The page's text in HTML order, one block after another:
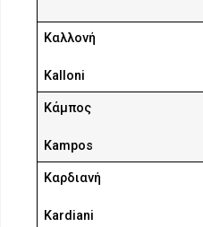
Καλλονή
Kalloni
Κάμπος
Kampos
Καρδιανή
Kardiani